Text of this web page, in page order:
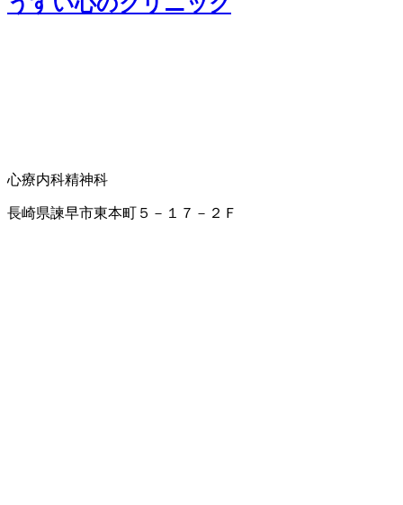
心療内科精神科
長崎県諫早市東本町５－１７－２Ｆ